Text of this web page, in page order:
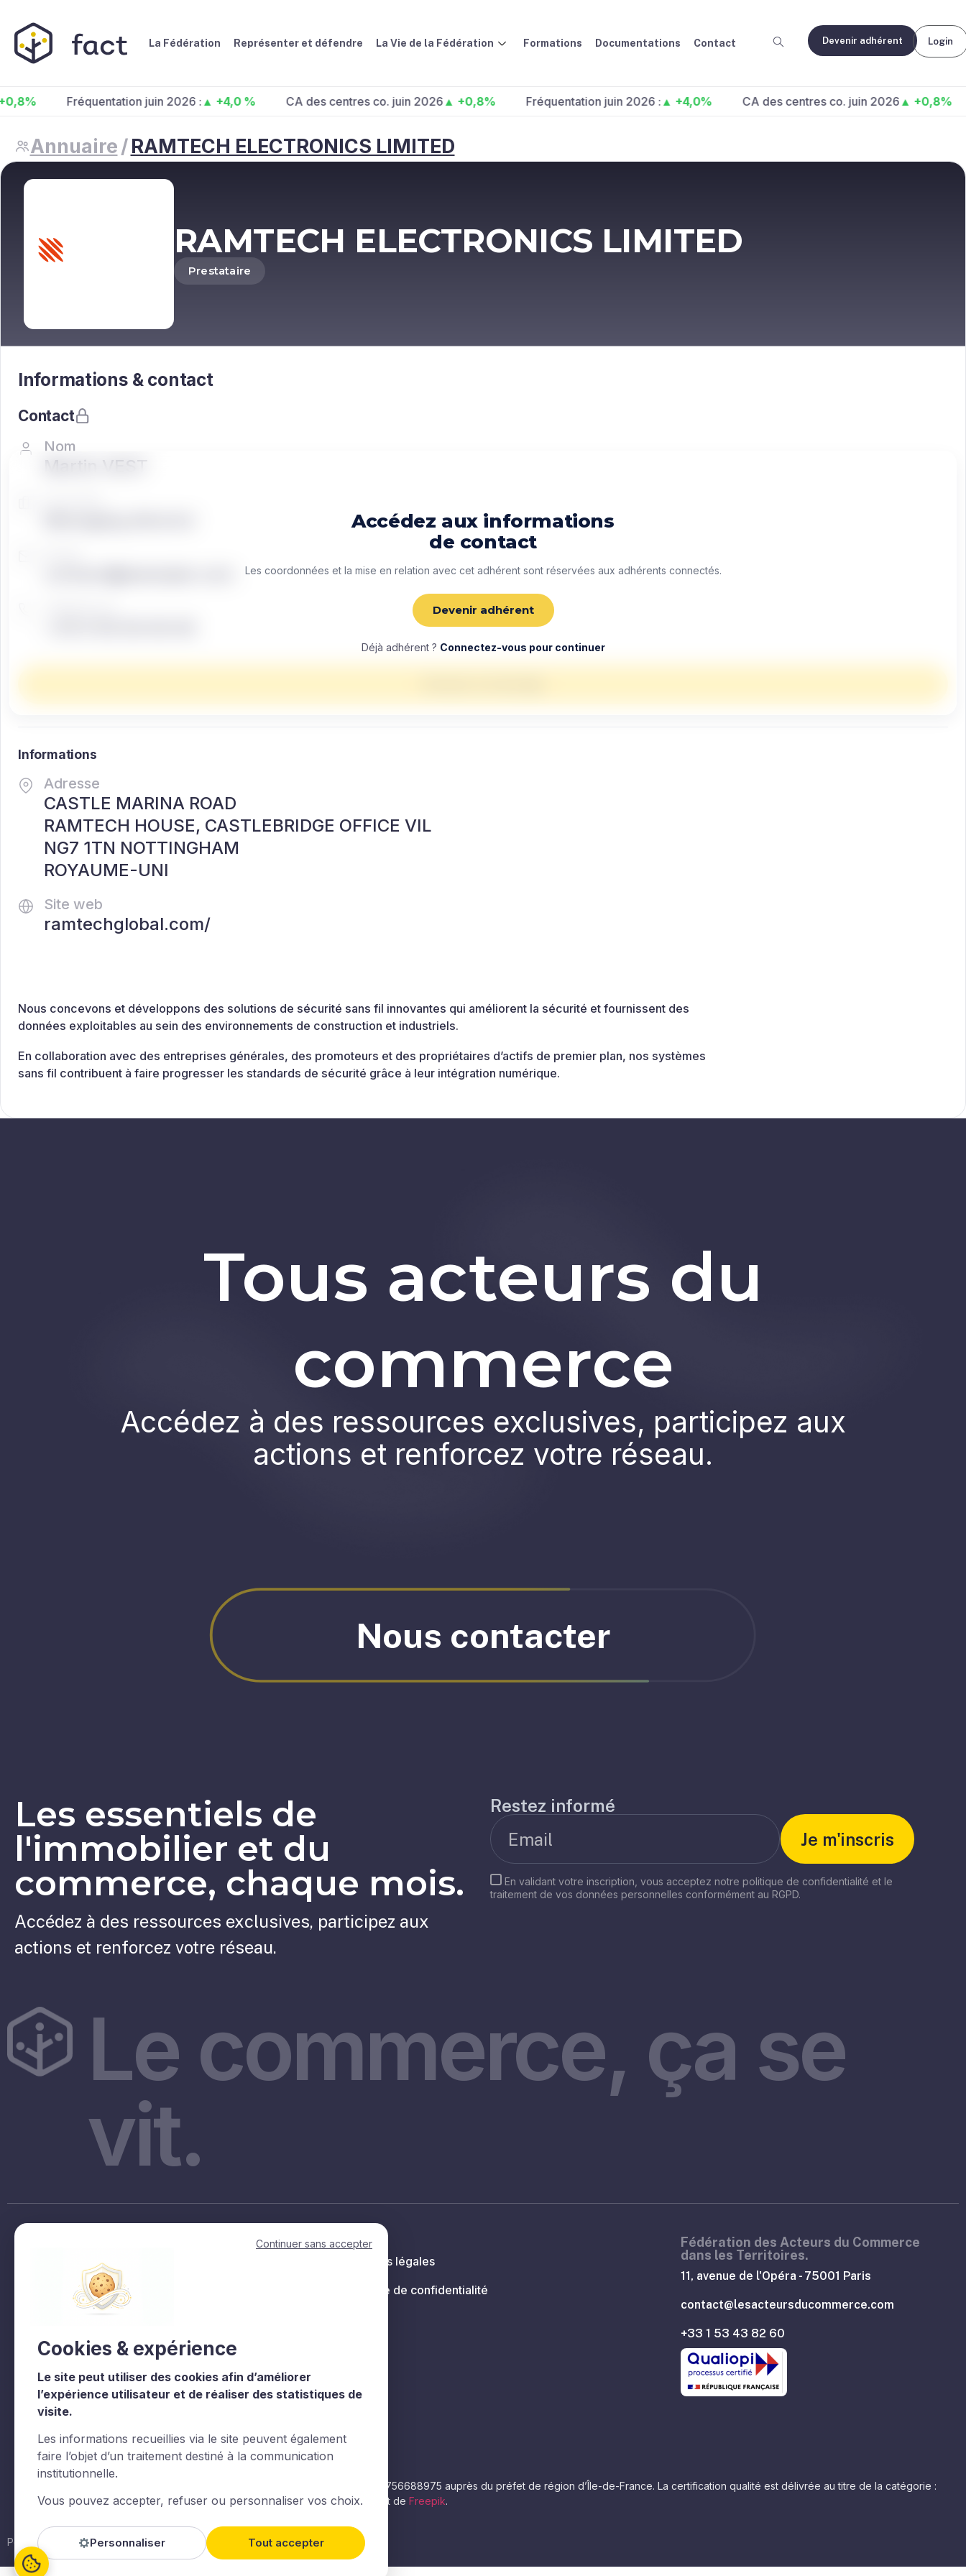
La Fédération Représenter et défendre La Vie de la Fédération Formations Documentations Contact Devenir adhérent Login
Fréquentation juin 2026 :▲ +4,0 % CA des centres co. juin 2026▲ +0,8% Fréquentation juin 2026 :▲ +4,0% CA des centres co. juin 2026▲ +0,8%
Annuaire/ RAMTECH ELECTRONICS LIMITED
RAMTECH ELECTRONICS LIMITED
Prestataire
Nous concevons et développons des solutions de sécurité sans fil innovantes qui améliorent la sécurité et fournissent des
données exploitables au sein des environnements de construction et industriels.
En collaboration avec des entreprises générales, des promoteurs et des propriétaires d’actifs de premier plan, nos systèmes
sans fil contribuent à faire progresser les standards de sécurité grâce à leur intégration numérique.
Informations & contact
Contact
Nom
Accédez aux informations
de contact
Les coordonnées et la mise en relation avec cet adhérent sont réservées aux adhérents connectés.
Devenir adhérent
Déjà adhérent ? Connectez-vous pour continuer
Informations
Adresse
CASTLE MARINA ROAD
RAMTECH HOUSE, CASTLEBRIDGE OFFICE VIL
NG7 1TN NOTTINGHAM
ROYAUME-UNI
Site web
ramtechglobal.com/
Tous acteurs du
commerce
Accédez à des ressources exclusives, participez aux
actions et renforcez votre réseau.
Nous contacter
Les essentiels de
l'immobilier et du
commerce, chaque mois.
Accédez à des ressources exclusives, participez aux
actions et renforcez votre réseau.
Restez informé
En validant votre inscription, vous acceptez notre politique de confidentialité et le
traitement de vos données personnelles conformément au RGPD.
Le commerce, ça se
vit.
Accueil
La Fédération
La Vie de la Fédération
Les commissions
Valorpark
La Fédération
Documentations
Mentions légales
Politique de confidentialité
Fédération des Acteurs du Commerce
dans les Territoires.
11, avenue de l'Opéra - 75001 Paris
contact@lesacteursducommerce.com
+33 1 53 43 82 60
Le CNCC est un organisme de formation enregistré sous le numéro 11756688975 auprès du préfet de région d’Île-de-France. La certification qualité est délivrée au titre de la catégorie :
L.6313-1°Actions de formation. Certaines images et vidéos proviennent de Freepik.
Powered By WztechnoImaginé et conçu par
Continuer sans accepter
Cookies & expérience
Le site peut utiliser des cookies afin d’améliorer
l’expérience utilisateur et de réaliser des statistiques de
visite.
Les informations recueillies via le site peuvent également
faire l’objet d’un traitement destiné à la communication
institutionnelle.
Vous pouvez accepter, refuser ou personnaliser vos choix.
Personnaliser Tout accepter